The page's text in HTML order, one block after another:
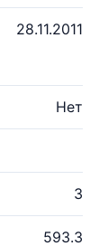
28.11.2011
Нет
3
593.3